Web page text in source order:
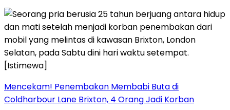
Mencekam! Penembakan Membabi Buta di
Coldharbour Lane Brixton, 4 Orang Jadi Korban